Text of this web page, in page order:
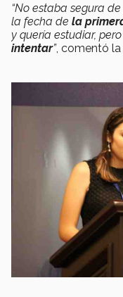
“No estaba segura
la fecha de la
y quería estudiar,
intentar”, comentó la